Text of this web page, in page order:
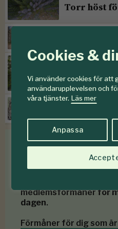
Cookies &
Vi använder cookies för att
användarupplevelsen och
våra tjänster. Läs mer
Anpassa
Torr höst
verkligen
Medlemsförmåner
medlemsförmånerför
dagen.
Förmåner för dig som